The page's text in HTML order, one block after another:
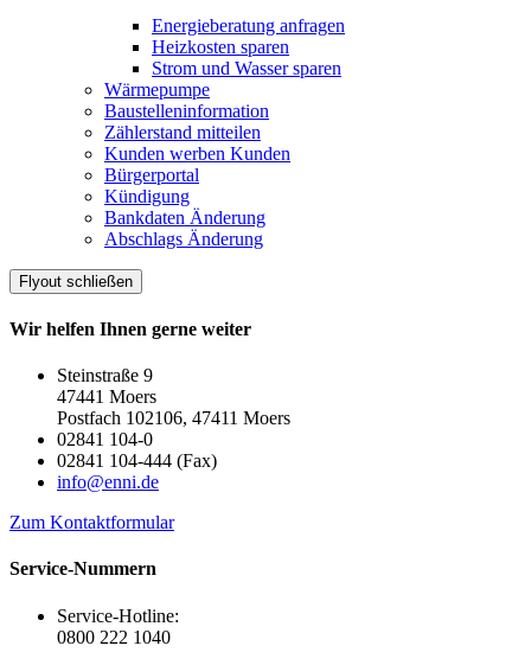
Energieberatung anfragen
Heizkosten sparen
Strom und Wasser sparen
Wärmepumpe
Baustelleninformation
Zählerstand mitteilen
Kunden werben Kunden
Bürgerportal
Kündigung
Bankdaten Änderung
Abschlags Änderung
Flyout schließen
Wir helfen Ihnen gerne weiter
Steinstraße 9
47441 Moers
Postfach 102106, 47411 Moers
02841 104-0
02841 104-444 (Fax)
info@enni.de
Zum Kontaktformular
Service-Nummern
Service-Hotline:
0800 222 1040